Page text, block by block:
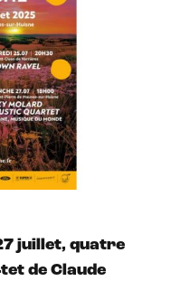
juillet, quatre
de Claude